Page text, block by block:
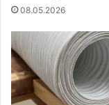
08.05.2026